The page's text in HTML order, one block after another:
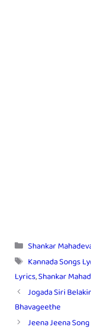
Categories
Shankar
Tags
Kannada Songs
Lyrics,Shankar
Jogada Siri
Bhavageethe
Jeena Jeena